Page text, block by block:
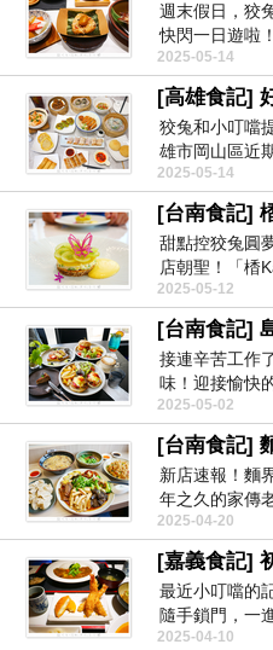
週末假日，狡
快閃一日遊啦
間在地優質店...
2025-05-14
狡兔和小叮噹
雄市岡山區近
在飯店掌廚的...
2025-05-14
甜點控狡兔圓
店朝聖！「楿
2025-05-12
接連辛苦工作
味！迎接愉快
YouTube懸案頻
2025-05-02
新店速報！麵
年之久的家傳
該品牌採...
2025-04-20
最近小叮噹的
隨手鎖門，一
忘記消失的一...
2025-04-10